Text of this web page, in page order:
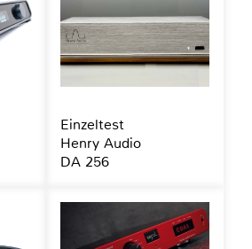
Einzeltest
Henry Audio
DA 256